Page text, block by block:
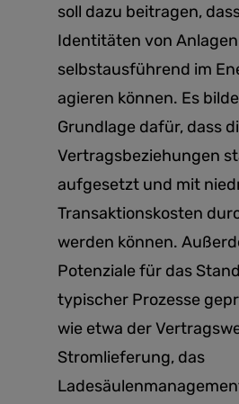
soll dazu beitragen,
Identitäten von
selbstausführend im
agieren können. Es
Grundlage dafür, dass
Vertragsbeziehungen
aufgesetzt und mit
Transaktionskosten
werden können.
Potenziale für das
typischer Prozesse
wie etwa der
Stromlieferung, das